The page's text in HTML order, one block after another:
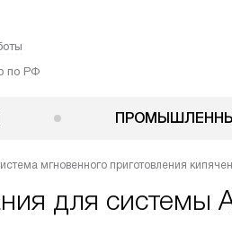
по РФ
мгновенного приготовления
для системы